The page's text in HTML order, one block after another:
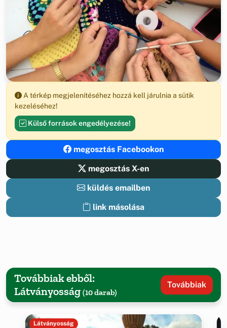
A térkép megjelenítéséhez hozzá kell járulnia a sütik
kezeléséhez!
Külső források engedélyezése!
megosztás Facebookon
megosztás X-en
küldés emailben
link másolása
Továbbiak ebből:
Látványosság (10 darab)
Továbbiak
Látványosság